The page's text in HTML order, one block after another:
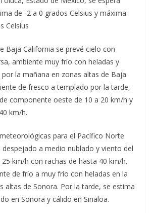
de -2 a 0 grados Celsius y máxima
Celsius
Baja California se prevé cielo con
ambiente muy frío con heladas y
la mañana en zonas altas de Baja
de fresco a templado por la tarde,
componente oeste de 10 a 20 km/h y
km/h.
para el Pacífico Norte
despejado a medio nublado y viento del
km/h con rachas de hasta 40 km/h.
de frío a muy frío con heladas en la
altas de Sonora. Por la tarde, se estima
en Sonora y cálido en Sinaloa.